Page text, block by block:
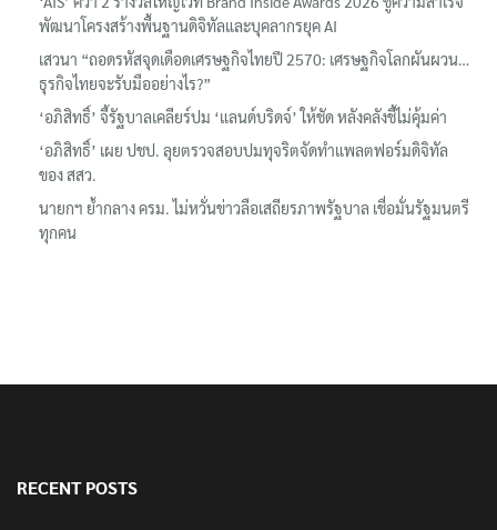
พัฒนาโครงสร้างพื้นฐานดิจิทัลและบุคลากรยุค AI
เสวนา “ถอดรหัสจุดเดือดเศรษฐกิจไทยปี 2570: เศรษฐกิจโลกผันผวน…
ธุรกิจไทยจะรับมืออย่างไร?”
‘อภิสิทธิ์’ จี้รัฐบาลเคลียร์ปม ‘แลนด์บริดจ์’ ให้ชัด หลังคลังชี้ไม่คุ้มค่า
‘อภิสิทธิ์’ เผย ปชป. ลุยตรวจสอบปมทุจริตจัดทำแพลตฟอร์มดิจิทัล
ของ สสว.
นายกฯ ย้ำกลาง ครม. ไม่หวั่นข่าวลือเสถียรภาพรัฐบาล เชื่อมั่นรัฐมนตรี
ทุกคน
RECENT POSTS